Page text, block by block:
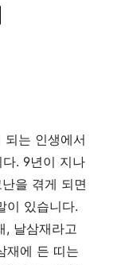
되는 인생에서
. 9년이 지나
을 겪게 되면
이 있습니다.
, 날삼재라고
재에 든 띠는